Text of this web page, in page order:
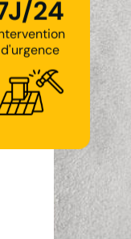
24
d'urgence